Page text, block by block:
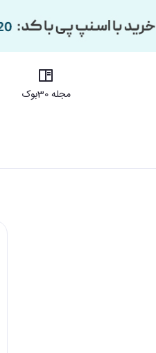
مجله 30بوک